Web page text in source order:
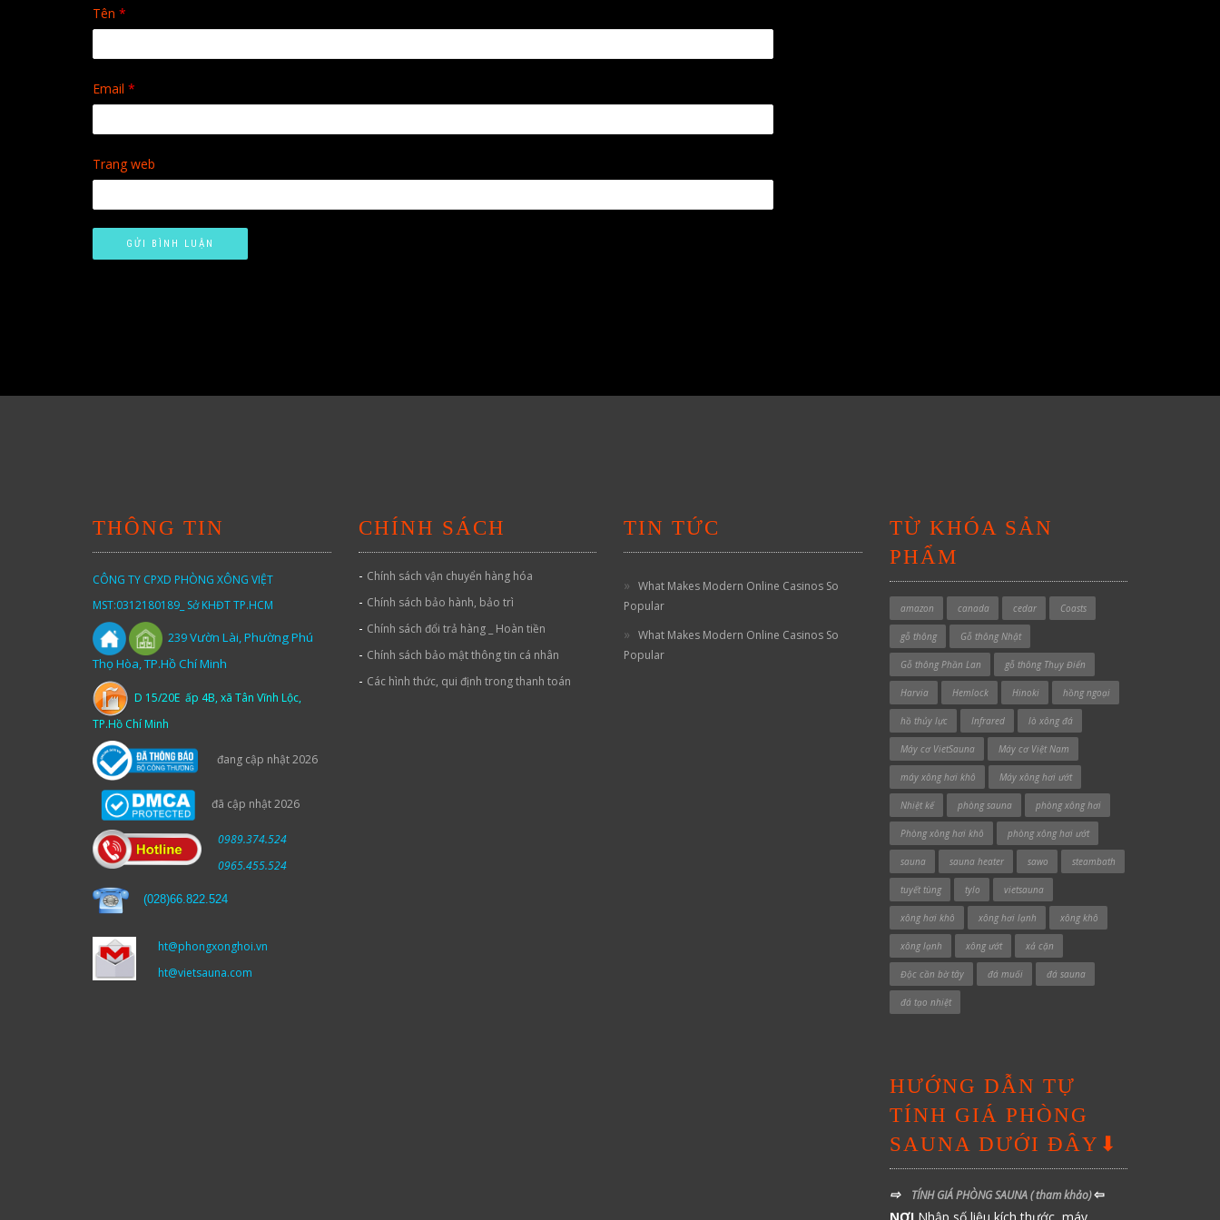
Tên *
Email *
Trang web
THÔNG TIN
CÔNG TY CPXD PHÒNG XÔNG VIỆT
MST:0312180189_ Sở KHĐT TP.HCM
239Vườn Lài,Phường Phú
Thọ Hòa, TP.Hồ Chí Minh
D 15/20E ấp 4B, xã Tân Vĩnh Lộc,
TP.Hồ Chí Minh
đang cập nhật 2026
đã cập nhật 2026
0989.374.524
0965.455.524
(028)66.822.524
ht@phongxonghoi.vn
ht@vietsauna.com
CHÍNH SÁCH
- Chính sách vận chuyển hàng hóa
- Chính sách bảo hành, bảo trì
- Chính sách đổi trả hàng _ Hoàn tiền
- Chính sách bảo mật thông tin cá nhân
- Các hình thức, qui định trong thanh toán
TIN TỨC
What Makes Modern Online Casinos So
Popular
What Makes Modern Online Casinos So
Popular
TỪ KHÓA SẢN
PHẨM
amazon canada cedar Coasts
gỗ thông Gỗ thông Nhật
Gỗ thông Phần Lan gỗ thông Thụy Điển
Harvia Hemlock Hinoki hồng ngoại
hồ thủy lực Infrared lò xông đá
Máy cơ VietSauna Máy cơ Việt Nam
máy xông hơi khô Máy xông hơi ướt
Nhiệt kế phòng sauna phòng xông hơi
Phòng xông hơi khô phòng xông hơi ướt
sauna sauna heater sawo steambath
tuyết tùng tylo vietsauna
xông hơi khô xông hơi lạnh xông khô
xông lạnh xông ướt xả cặn
Độc cần bờ tây đá muối đá sauna
đá tạo nhiệt
HƯỚNG DẪN TỰ
TÍNH GIÁ PHÒNG
SAUNA DƯỚI ĐÂY⬇
⇨ TÍNH GIÁ PHÒNG SAUNA( tham khảo)⇦